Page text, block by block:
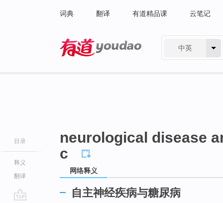
词典 翻译 有道精品课 云笔记
中英
目录
释义
翻译
neurological disease
c
网络释义
自主神经疾病与糖尿病